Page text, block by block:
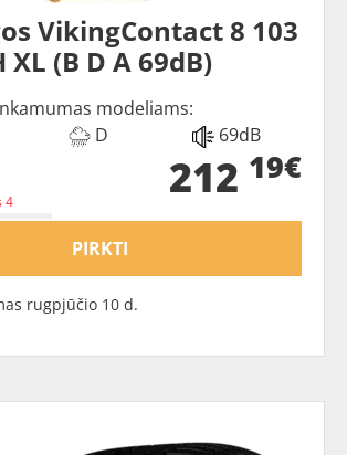
VikingContact 8 103
XL (B D A 69dB)
modeliams:
D 69dB
4 212 19€
PIRKTI
rugpjūčio 10 d.